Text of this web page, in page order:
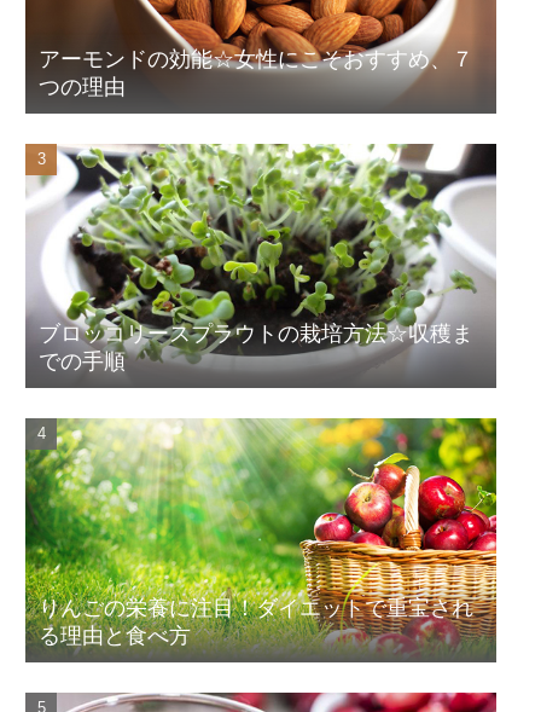
アーモンドの効能☆女性にこそおすすめ、７
つの理由
ブロッコリースプラウトの栽培方法☆収穫ま
での手順
りんごの栄養に注目！ダイエットで重宝され
る理由と食べ方